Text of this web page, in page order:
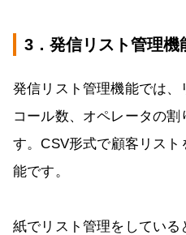
3．発信リスト管理機
発信リスト管理機能では
コール数、オペレータの割
す。CSV形式で顧客リス
能です。
紙でリスト管理をしてい